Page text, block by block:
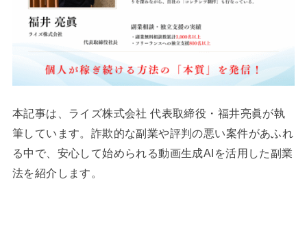
本記事は、ライズ株式会社 代表取締役・福井亮眞が執
筆しています。詐欺的な副業や評判の悪い案件があふれ
る中で、安心して始められる動画生成AIを活用した副業
法を紹介します。